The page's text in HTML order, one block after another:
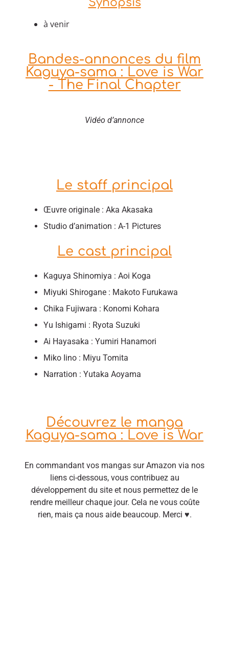
Synopsis
à venir
Bandes-annonces du film
Kaguya-sama : Love is War
- The Final Chapter
Vidéo d’annonce
Le staff principal
Œuvre originale : Aka Akasaka
Studio d’animation : A-1 Pictures
Le cast principal
Kaguya Shinomiya : Aoi Koga
Miyuki Shirogane : Makoto Furukawa
Chika Fujiwara : Konomi Kohara
Yu Ishigami : Ryota Suzuki
Ai Hayasaka : Yumiri Hanamori
Miko Iino : Miyu Tomita
Narration : Yutaka Aoyama
Découvrez le manga
Kaguya-sama : Love is War
En commandant vos mangas sur Amazon via nos
liens ci-dessous, vous contribuez au
développement du site et nous permettez de le
rendre meilleur chaque jour. Cela ne vous coûte
rien, mais ça nous aide beaucoup. Merci ♥.